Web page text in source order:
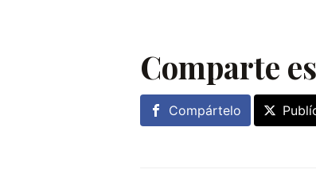
Comparte
Compártelo